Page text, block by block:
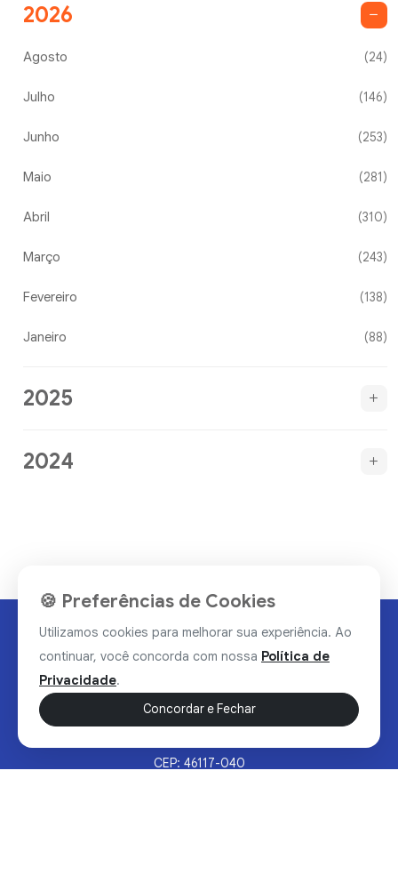
2026
Agosto (24)
Julho (146)
Junho (253)
Maio (281)
Abril (310)
Março (243)
Fevereiro (138)
Janeiro (88)
2025
2024
CEP: 46117-040
🍪 Preferências de Cookies
Utilizamos cookies para melhorar sua experiência. Ao
continuar, você concorda com nossa Política de
Privacidade.
Concordar e Fechar